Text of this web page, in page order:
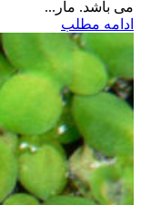
می باشد. مار...
ادامه مطلب